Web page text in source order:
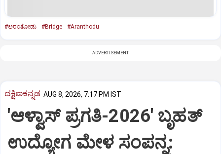
#ಅರಂತೋಡು #Bridge #Aranthodu
ADVERTISEMENT
ದಕ್ಷಿಣಕನ್ನಡ AUG 8, 2026, 7:17 PM IST
'ಆಳ್ವಾಸ್‌ ಪ್ರಗತಿ-2026' ಬೃಹತ್
ಉದ್ಯೋಗ ಮೇಳ ಸಂಪನ್ನ: